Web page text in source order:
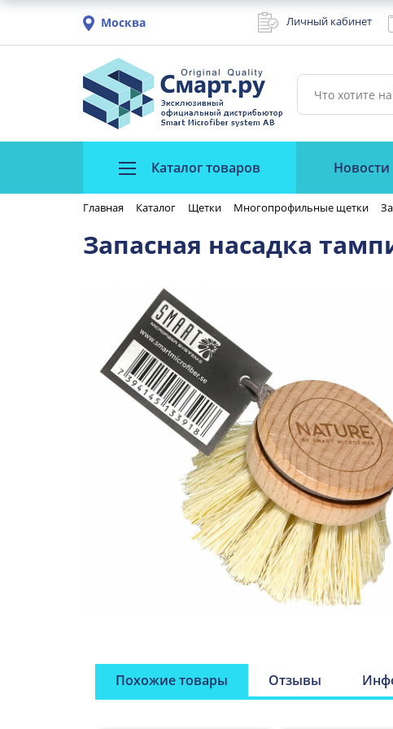
Москва Личный кабинет
Каталог товаров Новости
Главная Каталог Щетки Многопрофильные щетки
Запасная насадка
Похожие товары Отзывы